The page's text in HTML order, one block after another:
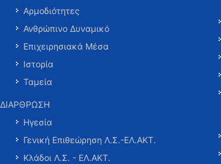
Αρμοδιότητες
Ανθρώπινο Δυναμικό
Επιχειρησιακά Μέσα
Ιστορία
Ταμεία
ΔΙΑΡΘΡΩΣΗ
Ηγεσία
Γενική Επιθεώρηση Λ.Σ.-ΕΛ.ΑΚΤ.
Κλάδοι Λ.Σ. - ΕΛ.ΑΚΤ.